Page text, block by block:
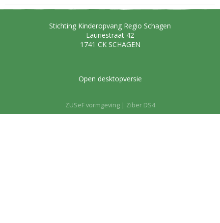
Stichting Kinderopvang Regio Schagen
Lauriestraat 42
1741 CK SCHAGEN
Open desktopversie
ZUSeF vormgeving | Ziber DS4